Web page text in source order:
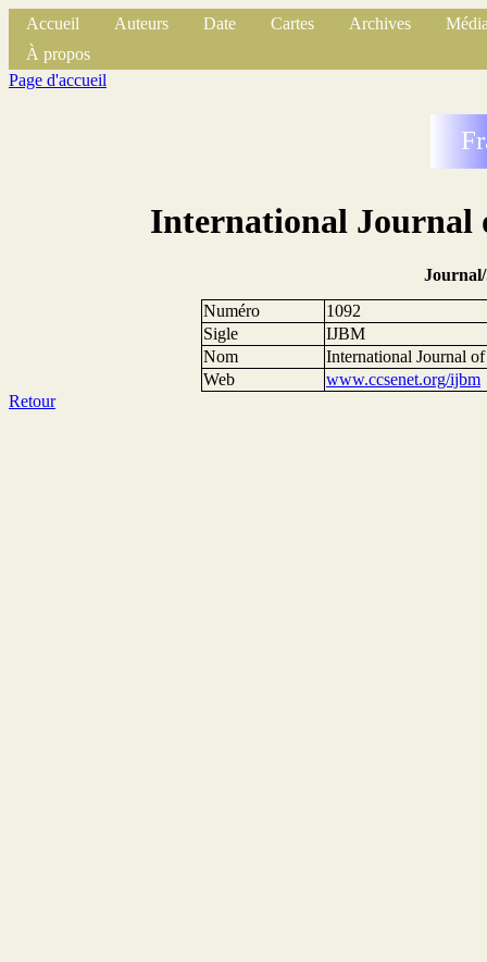
Accueil Auteurs Date Cartes Archives
À propos
Page d'accueil
International Journal
Numéro
1092
Sigle
IJBM
Nom
International Journal
Web
www.ccsenet.org/ijbm
Retour